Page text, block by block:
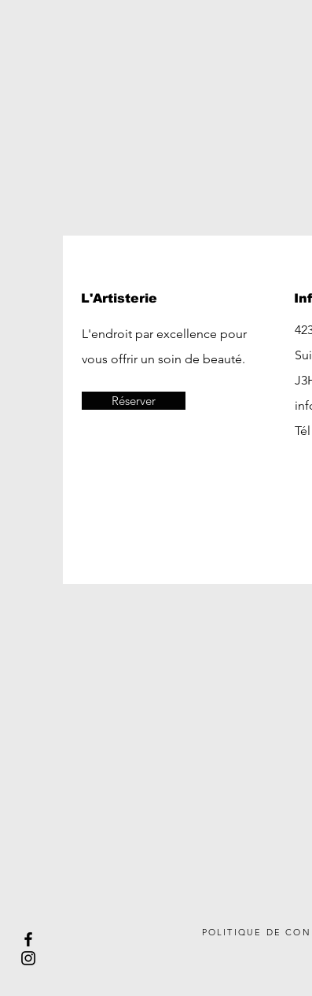
L'Artisterie
L'endroit par excellence pour
vous offrir un soin de beauté.
Réserver
POLITIQUE DE